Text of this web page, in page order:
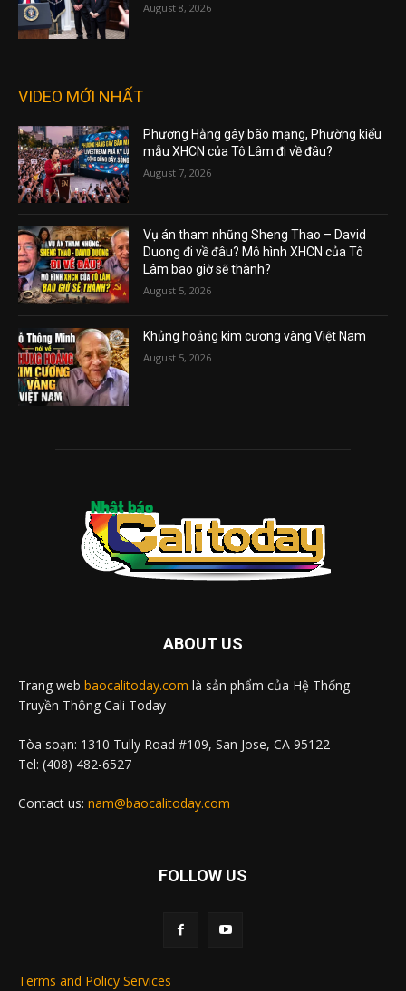
August 8, 2026
VIDEO MỚI NHẤT
Phương Hằng gây bão mạng, Phường kiểu
mẫu XHCN của Tô Lâm đi về đâu?
August 7, 2026
Vụ án tham nhũng Sheng Thao – David
Duong đi về đâu? Mô hình XHCN của Tô
Lâm bao giờ sẽ thành?
August 5, 2026
Khủng hoảng kim cương vàng Việt Nam
August 5, 2026
ABOUT US
Trang web baocalitoday.com là sản phẩm của Hệ Thống
Truyền Thông Cali Today
Tòa soạn: 1310 Tully Road #109, San Jose, CA 95122
Tel: (408) 482-6527
Contact us: nam@baocalitoday.com
FOLLOW US
Terms and Policy Services